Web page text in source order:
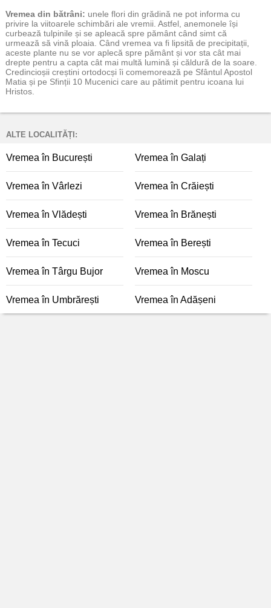
Vremea din bătrâni: unele flori din grădină ne pot informa cu
privire la viitoarele schimbări ale vremii. Astfel, anemonele își
curbează tulpinile și se apleacă spre pământ când simt că
urmează să vină ploaia. Când vremea va fi lipsită de precipitații,
aceste plante nu se vor aplecă spre pământ și vor sta cât mai
drepte pentru a capta cât mai multă lumină și căldură de la soare.
Credincioșii creștini ortodocși îi comemorează pe Sfântul Apostol
Matia și pe Sfinții 10 Mucenici care au pătimit pentru icoana lui
Hristos.
ALTE LOCALITĂȚI:
Vremea în București Vremea în Galați
Vremea în Vârlezi Vremea în Crăiești
Vremea în Vlădești Vremea în Brănești
Vremea în Tecuci Vremea în Berești
Vremea în Târgu Bujor Vremea în Moscu
Vremea în Umbrărești Vremea în Adășeni